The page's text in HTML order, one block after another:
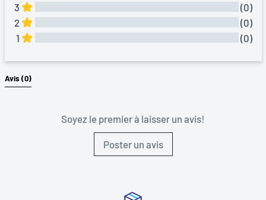
3
(0)
2
(0)
1
(0)
Avis (0)
Soyez le premier à laisser un avis!
Poster un avis